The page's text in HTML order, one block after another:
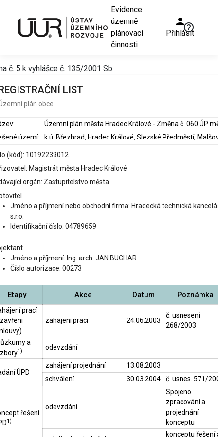
Evidence
územně
plánovací
činnosti
person
Přihlásit
help_outline
č. 5 k vyhlášce č. 135/2001 Sb.
LIST
plán obce
území:
(kód): 10192239012
Magistrát města Hradec Králové
orgán: Zastupitelstvo města
Jméno a příjmení nebo obchodní firma: Hradecká technická
s.r.o.
Identifikační číslo: 04789659
Jméno a příjmení: Ing. arch. JAN BUCHAR
Číslo autorizace: 00273
Etapy Akce Datum Poznámka
prací
zahájení prací 24.06.2003
č. usnesení
268/2003
a
1) odevzdání
ÚPD
zahájení projednání
13.08.2003
schválení
30.03.2004 č. usnes. 571/
řešení
1)
odevzdání
Spojeno
zpracování a
projednání
konceptu
konceptu řešení